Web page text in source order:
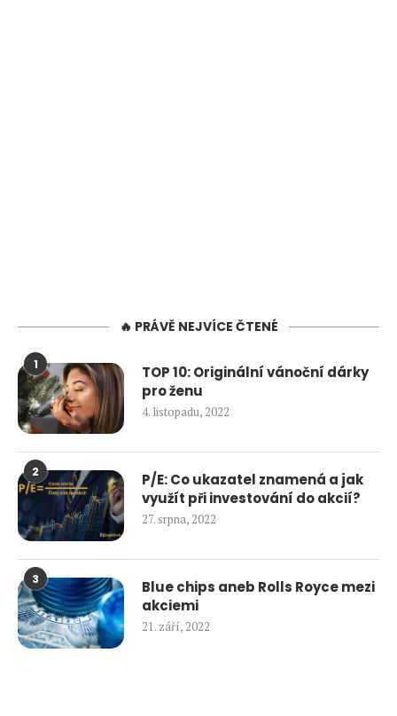
🔥 PRÁVĚ NEJVÍCE ČTENÉ
1
TOP 10: Originální vánoční dárky
pro ženu
4. listopadu, 2022
2
P/E: Co ukazatel znamená a jak
využít při investování do akcií?
27. srpna, 2022
3
Blue chips aneb Rolls Royce mezi
akciemi
21. září, 2022